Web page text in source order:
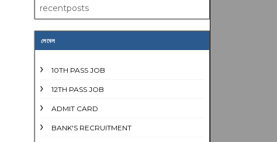
recentposts
লেবেল
10TH PASS JOB
12TH PASS JOB
ADMIT CARD
BANK'S RECRUITMENT